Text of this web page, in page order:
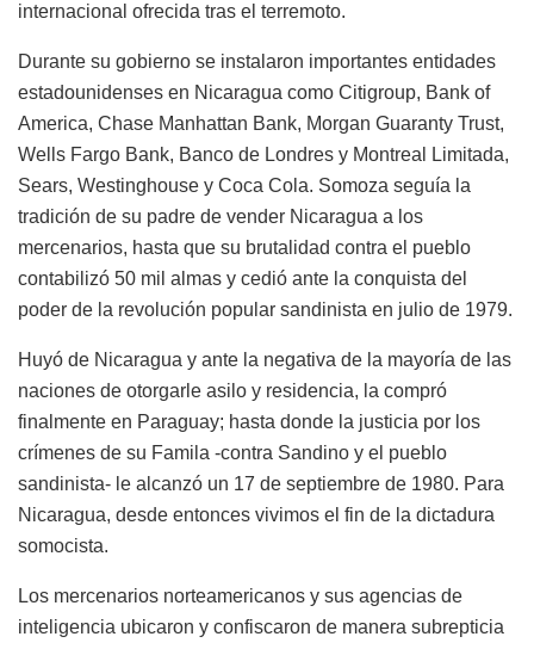
internacional ofrecida tras el terremoto.
Durante su gobierno se instalaron importantes entidades
estadounidenses en Nicaragua como Citigroup, Bank of
America, Chase Manhattan Bank, Morgan Guaranty Trust,
Wells Fargo Bank, Banco de Londres y Montreal Limitada,
Sears, Westinghouse y Coca Cola. Somoza seguía la
tradición de su padre de vender Nicaragua a los
mercenarios, hasta que su brutalidad contra el pueblo
contabilizó 50 mil almas y cedió ante la conquista del
poder de la revolución popular sandinista en julio de 1979.
Huyó de Nicaragua y ante la negativa de la mayoría de las
naciones de otorgarle asilo y residencia, la compró
finalmente en Paraguay; hasta donde la justicia por los
crímenes de su Famila -contra Sandino y el pueblo
sandinista- le alcanzó un 17 de septiembre de 1980. Para
Nicaragua, desde entonces vivimos el fin de la dictadura
somocista.
Los mercenarios norteamericanos y sus agencias de
inteligencia ubicaron y confiscaron de manera subrepticia